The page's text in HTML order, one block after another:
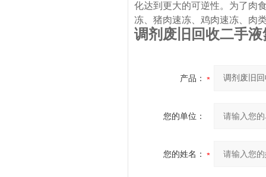
化达到更大的可逆性。 为了肉
冻、猪肉速冻、鸡肉速冻、肉
调剂废旧回收二手
产品：
您的单位：
您的姓名：